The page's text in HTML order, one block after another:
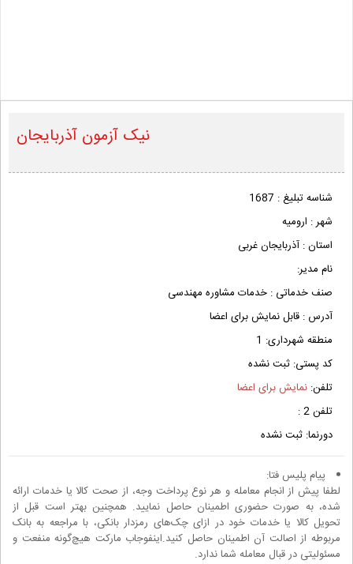
نیک آزمون آذربایجان
شناسه تبلیغ : 1687
شهر : ارومیه
استان : آذربایجان غربی
نام مدیر:
صنف خدماتی : خدمات مشاوره مهندسی
آدرس : قابل نمایش برای اعضا
منطقه شهرداری: 1
کد پستی: ثبت نشده
تلفن: نمایش برای اعضا
تلفن 2 :
دورنما: ثبت نشده
پیام پلیس فتا:
لطفا پیش از انجام معامله و هر نوع پرداخت وجه، از صحت کالا یا خدمات ارائه
شده، به صورت حضوری اطمینان حاصل نمایید. همچنین بهتر است قبل از
تحویل کالا یا خدمات خود در ازای چک‌های رمزدار بانکی، با مراجعه به بانک
مربوطه از اصالت آن اطمینان حاصل کنید.اینفوجاب مارکت هیچ‌گونه منفعت و
مسئولیتی در قبال معامله شما ندارد.